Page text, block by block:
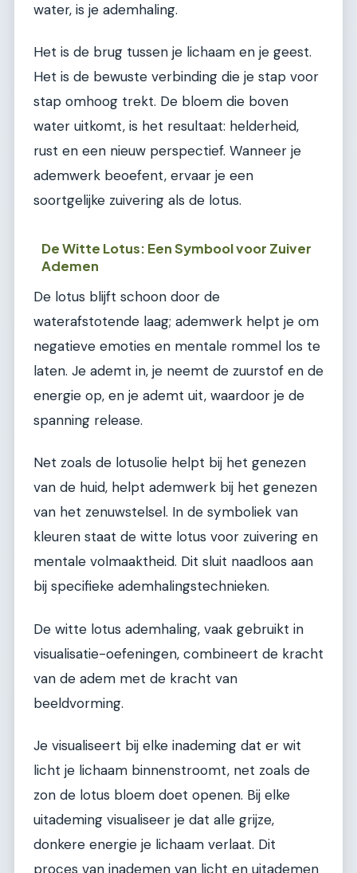
water, is je ademhaling.
Het is de brug tussen je lichaam en je geest.
Het is de bewuste verbinding die je stap voor
stap omhoog trekt. De bloem die boven
water uitkomt, is het resultaat: helderheid,
rust en een nieuw perspectief. Wanneer je
ademwerk beoefent, ervaar je een
soortgelijke zuivering als de lotus.
De Witte Lotus: Een Symbool voor Zuiver
Ademen
De lotus blijft schoon door de
waterafstotende laag; ademwerk helpt je om
negatieve emoties en mentale rommel los te
laten. Je ademt in, je neemt de zuurstof en de
energie op, en je ademt uit, waardoor je de
spanning release.
Net zoals de lotusolie helpt bij het genezen
van de huid, helpt ademwerk bij het genezen
van het zenuwstelsel. In de symboliek van
kleuren staat de witte lotus voor zuivering en
mentale volmaaktheid. Dit sluit naadloos aan
bij specifieke ademhalingstechnieken.
De witte lotus ademhaling, vaak gebruikt in
visualisatie-oefeningen, combineert de kracht
van de adem met de kracht van
beeldvorming.
Je visualiseert bij elke inademing dat er wit
licht je lichaam binnenstroomt, net zoals de
zon de lotus bloem doet openen. Bij elke
uitademing visualiseer je dat alle grijze,
donkere energie je lichaam verlaat. Dit
proces van inademen van licht en uitademen